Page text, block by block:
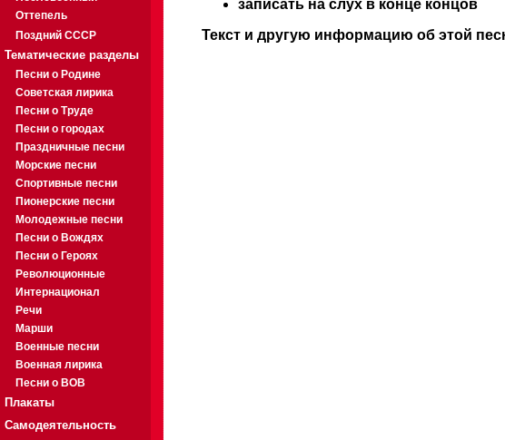
Оттепель
Поздний СССР
Тематические разделы
Песни о Родине
Советская лирика
Песни о Труде
Песни о городах
Праздничные песни
Морские песни
Спортивные песни
Пионерские песни
Молодежные песни
Песни о Вождях
Песни о Героях
Революционные
Интернационал
Речи
Марши
Военные песни
Военная лирика
Песни о ВОВ
Плакаты
Самодеятельность
записать на слух в конце концов
Текст и другую информацию об этой